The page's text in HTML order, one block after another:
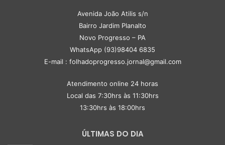
Avenida João Atilis s/n
Bairro Jardim Planalto
Novo Progresso – PA
WhatsApp (93)98404 6835
E-mail : folhadoprogresso.jornal@gmail.com
Atendimento online 24 horas
Local das 7:30hrs às 11:30hrs
13:30hrs às 18:00hrs
ÚLTIMAS DO DIA